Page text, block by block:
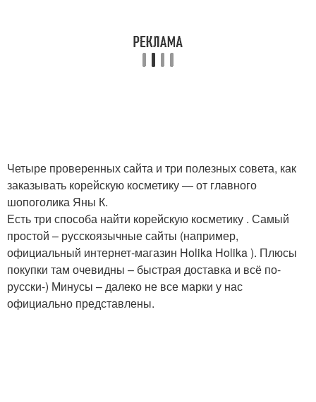
Четыре проверенных сайта и три полезных совета, как
заказывать корейскую косметику — от главного
шопоголика Яны К.
Есть три способа найти корейскую косметику . Самый
простой – русскоязычные сайты (например,
официальный интернет-магазин Holika Holika ). Плюсы
покупки там очевидны – быстрая доставка и всё по-
русски-) Минусы – далеко не все марки у нас
официально представлены.